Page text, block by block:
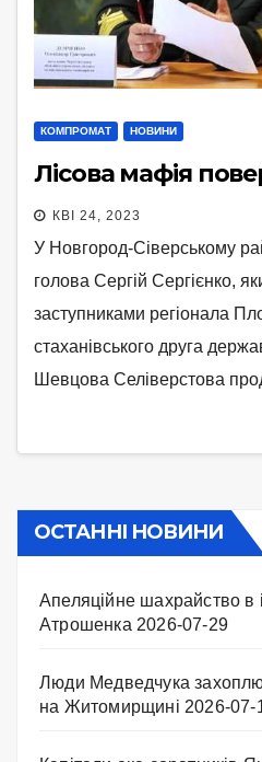
КОМПРОМАТ НОВИНИ
Лісова мафія
КВІ 24, 2023
У Новгород-Сіверському
голова Сергій Сергієнко,
заступниками регіонала
стаханівського друга
Шевцова Селіверстова
ОСТАННІ НОВИНИ
Апеляційне шахрайство в
Атрошенка 2026-07-29
Люди Медведчука
на Житомирщині 2026-07-